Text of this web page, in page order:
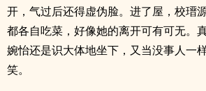
开，气过后还得虚伪脸。进了屋，校瑨
都各自吃菜，好像她的离开可有可无。
婉怡还是识大体地坐下，又当没事人一
笑。